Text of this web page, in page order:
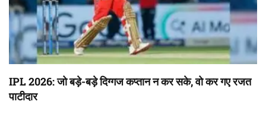
IPL 2026: जो बड़े-बड़े दिग्गज कप्तान न कर सके, वो कर गए रजत
पाटीदार